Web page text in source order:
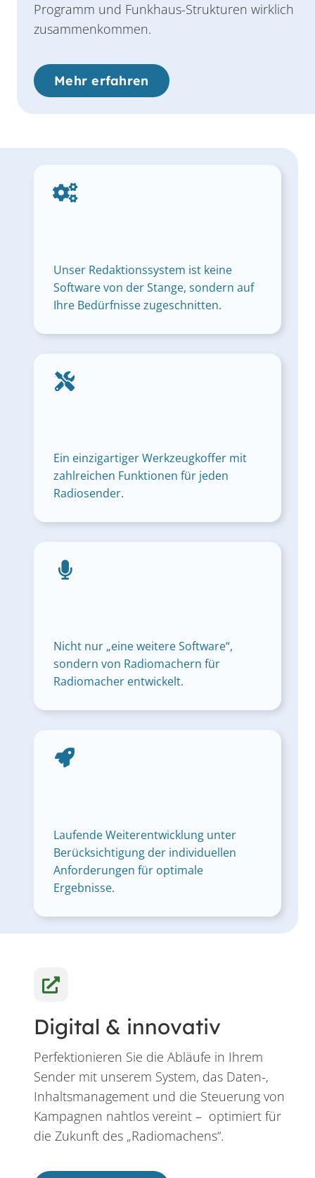
Programm und Funkhaus-Strukturen wirklich
zusammenkommen.
Mehr erfahren
Unser Redaktionssystem ist keine
Software von der Stange, sondern auf
Ihre Bedürfnisse zugeschnitten.
Ein einzigartiger Werkzeugkoffer mit
zahlreichen Funktionen für jeden
Radiosender.
Nicht nur „eine weitere Software“,
sondern von Radiomachern für
Radiomacher entwickelt.
Laufende Weiterentwicklung unter
Berücksichtigung der individuellen
Anforderungen für optimale
Ergebnisse.
Digital & innovativ
Perfektionieren Sie die Abläufe in Ihrem
Sender mit unserem System, das Daten-,
Inhaltsmanagement und die Steuerung von
Kampagnen nahtlos vereint – optimiert für
die Zukunft des „Radiomachens“.